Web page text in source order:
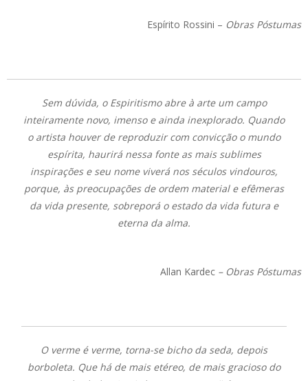
Espírito Rossini – Obras Póstumas
Sem dúvida, o Espiritismo abre à arte um campo
inteiramente novo, imenso e ainda inexplorado. Quando
o artista houver de reproduzir com convicção o mundo
espírita, haurirá nessa fonte as mais sublimes
inspirações e seu nome viverá nos séculos vindouros,
porque, às preocupações de ordem material e efêmeras
da vida presente, sobreporá o estado da vida futura e
eterna da alma.
Allan Kardec – Obras Póstumas
O verme é verme, torna-se bicho da seda, depois
borboleta. Que há de mais etéreo, de mais gracioso do